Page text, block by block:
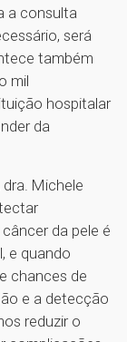
a consulta
será
também
mil
hospitalar
da
Michele
da pele é
e quando
chances de
e a detecção
reduzir o